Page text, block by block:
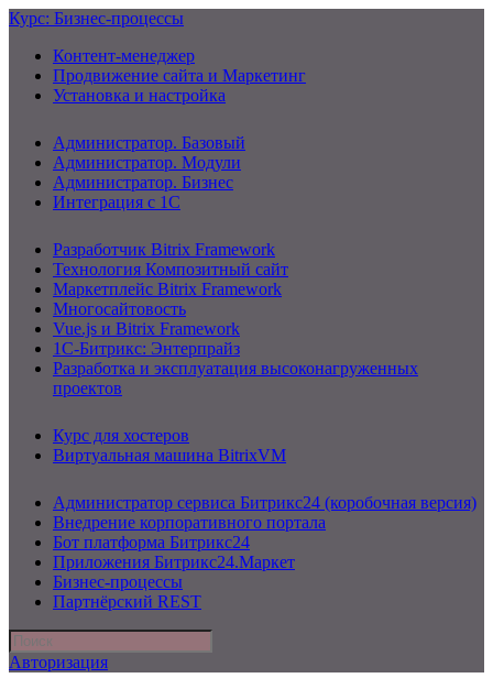
Курс: Бизнес-процессы
Контент-менеджер
Продвижение сайта и Маркетинг
Установка и настройка
Администратор. Базовый
Администратор. Модули
Администратор. Бизнес
Интеграция с 1С
Разработчик Bitrix Framework
Технология Композитный сайт
Маркетплейс Bitrix Framework
Многосайтовость
Vue.js и Bitrix Framework
1С-Битрикс: Энтерпрайз
Разработка и эксплуатация высоконагруженных
проектов
Курс для хостеров
Виртуальная машина BitrixVM
Администратор сервиса Битрикс24 (коробочная версия)
Внедрение корпоративного портала
Бот платформа Битрикс24
Приложения Битрикс24.Маркет
Бизнес-процессы
Партнёрский REST
Авторизация